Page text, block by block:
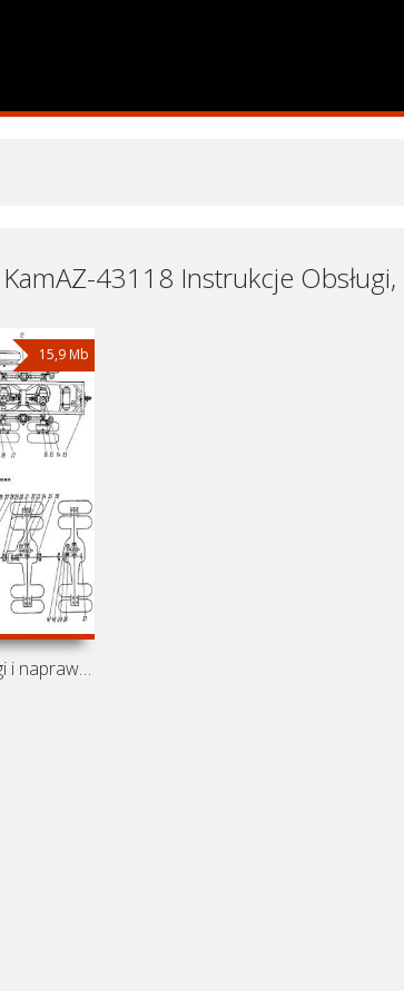
15,9 Mb
Instrukcja obsługi i naprawy KamAZ